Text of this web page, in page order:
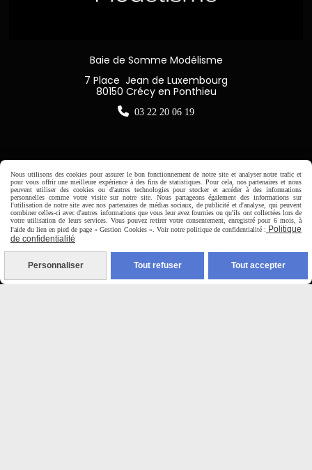
Baie de Somme Modélisme
7 Place Jean de Luxembourg
80150 Crécy en Ponthieu
 03 22 20 06 19
Horaire d'ouverture:
Du Mardi au Samedi de
9H00 - 12H30 / 14H00-18H30

Paiement sécurisé
Nous utilisons des cookies pour assurer le bon fonctionnement de notre site et analyser notre trafic et
pour vous offrir une meilleure expérience à des fins de statistiques. Pour cela, nos partenaires et nous
peuvent utiliser des cookies ou d'autres technologies pour stocker et accéder à des informations
personnelles comme votre visite sur notre site. Nous partageons également des informations sur
l'utilisation de notre site avec nos partenaires de médias sociaux, de publicité et d'analyse, qui peuvent
combiner celles-ci avec d'autres informations que vous leur avez fournies ou qu'ils ont collectées lors de
votre utilisation de leurs services. Vous pouvez retirer votre consentement, enregistré pour 6 mois, à
l'aide du lien en pied de page « Gestion Cookies ». Voir notre politique de confidentialité : Politique
de confidentialité
Personnaliser Tout refuser Tout accepter